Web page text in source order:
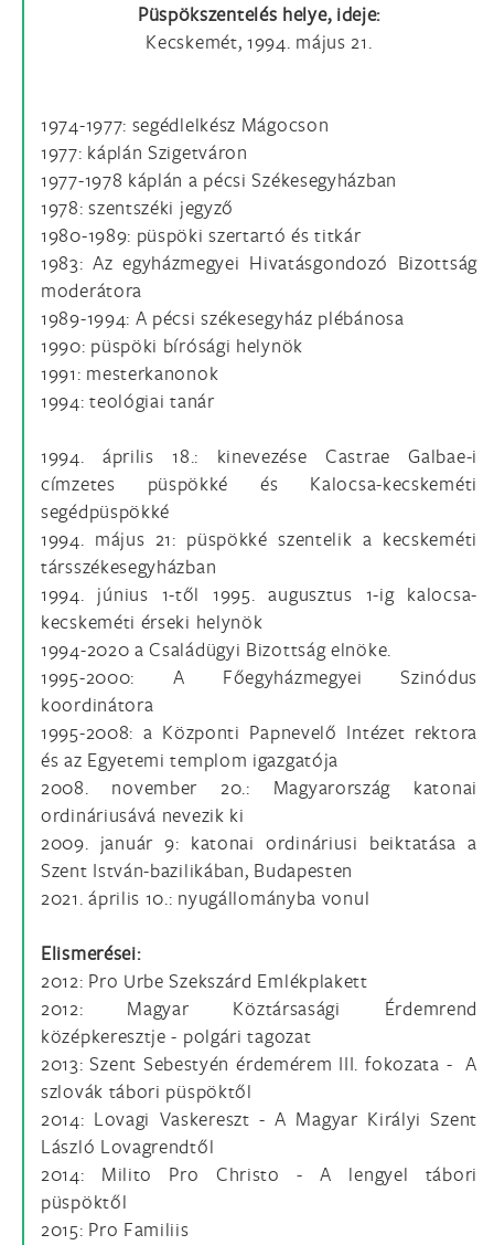
Püspökszentelés helye, ideje:
Kecskemét, 1994. május 21.
1974-1977: segédlelkész Mágocson
1977: káplán Szigetváron
1977-1978 káplán a pécsi Székesegyházban
1978: szentszéki jegyző
1980-1989: püspöki szertartó és titkár
1983: Az egyházmegyei Hivatásgondozó Bizottság
moderátora
1989-1994: A pécsi székesegyház plébánosa
1990: püspöki bírósági helynök
1991: mesterkanonok
1994: teológiai tanár
1994. április 18.: kinevezése Castrae Galbae-i
címzetes püspökké és Kalocsa-kecskeméti
segédpüspökké
1994. május 21: püspökké szentelik a kecskeméti
társszékesegyházban
1994. június 1-től 1995. augusztus 1-ig kalocsa-
kecskeméti érseki helynök
1994-2020 a Családügyi Bizottság elnöke.
1995-2000: A Főegyházmegyei Szinódus
koordinátora
1995-2008: a Központi Papnevelő Intézet rektora
és az Egyetemi templom igazgatója
2008. november 20.: Magyarország katonai
ordináriusává nevezik ki
2009. január 9: katonai ordináriusi beiktatása a
Szent István-bazilikában, Budapesten
2021. április 10.: nyugállományba vonul
Elismerései:
2012: Pro Urbe Szekszárd Emlékplakett
2012: Magyar Köztársasági Érdemrend
középkeresztje - polgári tagozat
2013: Szent Sebestyén érdemérem III. fokozata - A
szlovák tábori püspöktől
2014: Lovagi Vaskereszt - A Magyar Királyi Szent
László Lovagrendtől
2014: Milito Pro Christo - A lengyel tábori
püspöktől
2015: Pro Familiis